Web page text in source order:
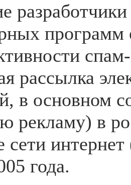
программ
рассылка
в основном
рекламу) в
сети
года.